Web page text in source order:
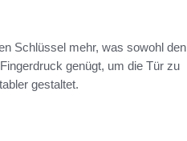
Schlüssel mehr, was sowohl den
genügt, um die Tür zu
gestaltet.